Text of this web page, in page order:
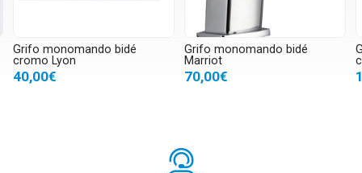
Grifo monomando bidé
cromo Lyon
40,00€
Grifo monomando bidé
Marriot
70,00€